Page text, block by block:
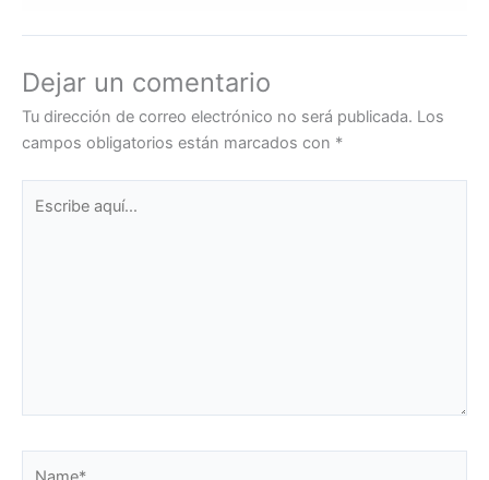
Dejar un comentario
Tu dirección de correo electrónico no será publicada. Los
campos obligatorios están marcados con *
aquí...